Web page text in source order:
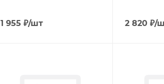
1 955 ₽/шт 2 820₽/